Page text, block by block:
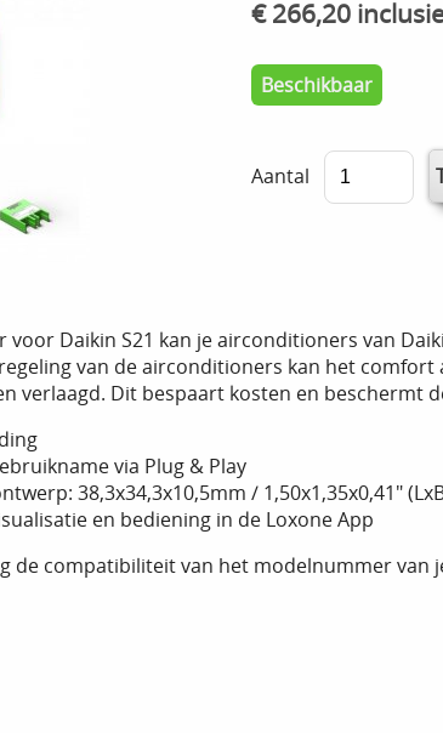
€ 266,20
Beschikbaar
Aantal
voor Daikin S21 kan je airconditioners van
van de airconditioners kan het
verlaagd. Dit bespaart kosten en beschermt
via Plug & Play
38,3x34,3x10,5mm / 1,50x1,35x0,41"
en bediening in de Loxone App
de compatibiliteit van het modelnummer van